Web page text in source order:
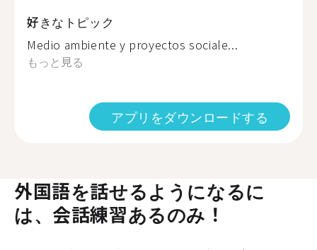
好きなトピック
Medio ambiente y proyectos sociale...
もっと見る
アプリをダウンロードする
外国語を話せるようになるに
は、会話練習あるのみ！